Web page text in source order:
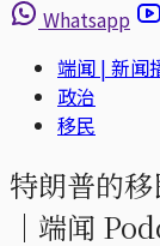
Whatsapp
端闻 | 新闻
政治
移民
特朗普的
｜端闻